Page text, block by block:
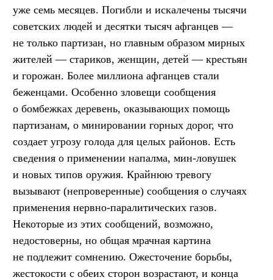
уже семь месяцев. Погибли и искалечены тысячи
советских людей и десятки тысяч афганцев —
не только партизан, но главным образом мирных
жителей — стариков, женщин, детей — крестьян
и горожан. Более миллиона афганцев стали
беженцами. Особенно зловещи сообщения
о бомбежках деревень, оказывающих помощь
партизанам, о минировании горных дорог, что
создает угрозу голода для целых районов. Есть
сведения о применении напалма, мин-ловушек
и новых типов оружия. Крайнюю тревогу
вызывают (непроверенные) сообщения о случаях
применения нервно-паралитических газов.
Некоторые из этих сообщений, возможно,
недостоверны, но общая мрачная картина
не подлежит сомнению. Ожесточение борьбы,
жестокости с обеих сторон возрастают, и конца